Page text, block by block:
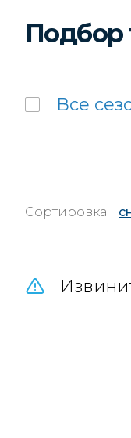
Подбор
Все
Сортировка: